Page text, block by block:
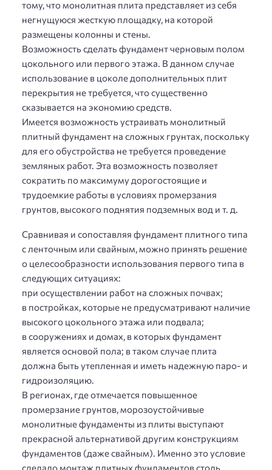
тому, что монолитная плита представляет из себя
негнущуюся жесткую площадку, на которой
размещены колонны и стены.
Возможность сделать фундамент черновым полом
цокольного или первого этажа. В данном случае
использование в цоколе дополнительных плит
перекрытия не требуется, что существенно
сказывается на экономию средств.
Имеется возможность устраивать монолитный
плитный фундамент на сложных грунтах, поскольку
для его обустройства не требуется проведение
земляных работ. Эта возможность позволяет
сократить по максимуму дорогостоящие и
трудоемкие работы в условиях промерзания
грунтов, высокого поднятия подземных вод и т. д.
Сравнивая и сопоставляя фундамент плитного типа
с ленточным или свайным, можно принять решение
о целесообразности использования первого типа в
следующих ситуациях:
при осуществлении работ на сложных почвах;
в постройках, которые не предусматривают наличие
высокого цокольного этажа или подвала;
в сооружениях и домах, в которых фундамент
является основой пола; в таком случае плита
должна быть утепленная и иметь надежную паро- и
гидроизоляцию.
В регионах, где отмечается повышенное
промерзание грунтов, морозоустойчивые
монолитные фундаменты из плиты выступают
прекрасной альтернативой другим конструкциям
фундаментов (даже свайным). Именно это условие
сделало монтаж плитных фундаментов столь